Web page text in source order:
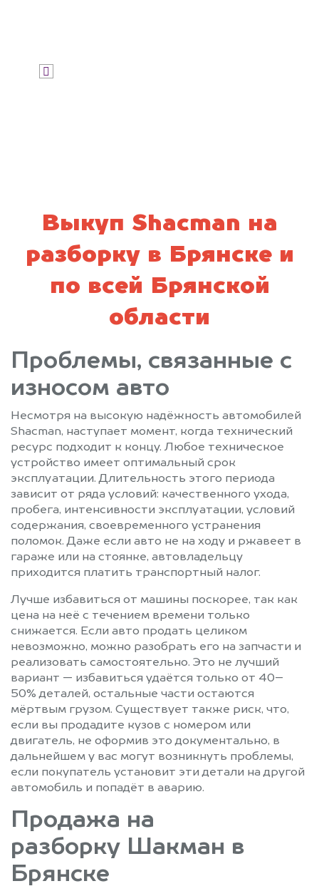
Выкуп Shacman на
разборку в Брянске и
по всей Брянской
области
Проблемы, связанные с
износом авто
Несмотря на высокую надёжность автомобилей
Shacman, наступает момент, когда технический
ресурс подходит к концу. Любое техническое
устройство имеет оптимальный срок
эксплуатации. Длительность этого периода
зависит от ряда условий: качественного ухода,
пробега, интенсивности эксплуатации, условий
содержания, своевременного устранения
поломок. Даже если авто не на ходу и ржавеет в
гараже или на стоянке, автовладельцу
приходится платить транспортный налог.
Лучше избавиться от машины поскорее, так как
цена на неё с течением времени только
снижается. Если авто продать целиком
невозможно, можно разобрать его на запчасти и
реализовать самостоятельно. Это не лучший
вариант — избавиться удаётся только от 40–
50% деталей, остальные части остаются
мёртвым грузом. Существует также риск, что,
если вы продадите кузов с номером или
двигатель, не оформив это документально, в
дальнейшем у вас могут возникнуть проблемы,
если покупатель установит эти детали на другой
автомобиль и попадёт в аварию.
Продажа на
разборку Шакман в
Брянске